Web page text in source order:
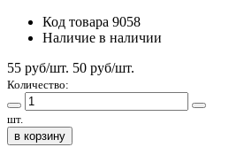
Код товара 9058
Наличие в наличии
55 руб/шт. 50 руб/шт.
Количество:
шт.
в корзину